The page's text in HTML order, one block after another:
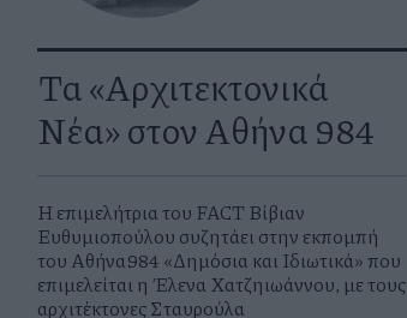
Τα «Αρχιτεκτονικά
Νέα» στον Αθήνα 984
Η επιμελήτρια του FACT Βίβιαν
Ευθυμιοπούλου συζητάει στην εκπομπή
του Αθήνα984 «Δημόσια και Ιδιωτικά» που
επιμελείται η Έλενα Χατζηιωάννου, με τους
αρχιτέκτονες Σταυρούλα